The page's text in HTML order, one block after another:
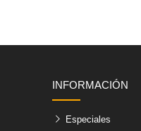
INFORMACIÓN
Especiales